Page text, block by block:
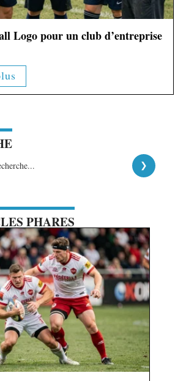
Logo pour un club d’entreprise
PHARES